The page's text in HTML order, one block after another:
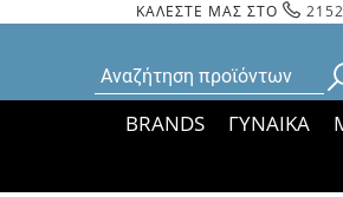
ΚΑΛΕΣΤΕ ΜΑΣ ΣΤΟ
BRANDS ΓΥΝΑΙΚΑ